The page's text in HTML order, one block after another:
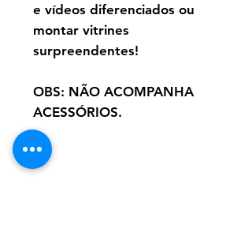
e vídeos diferenciados ou
montar vitrines
surpreendentes!
OBS: NÃO ACOMPANHA
ACESSÓRIOS.